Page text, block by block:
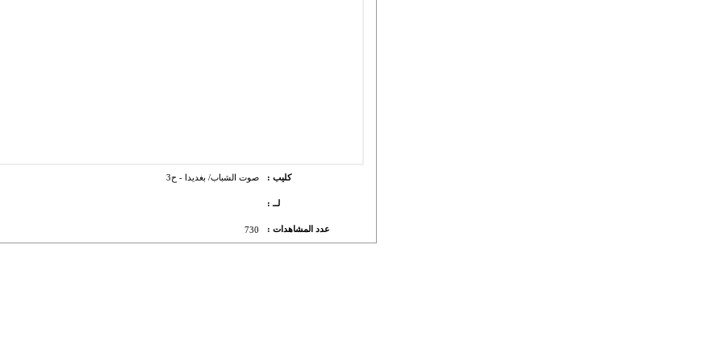
صوت الشباب/ بغديدا - ح3 كليب :
لــ :
730 عدد المشاهدات :